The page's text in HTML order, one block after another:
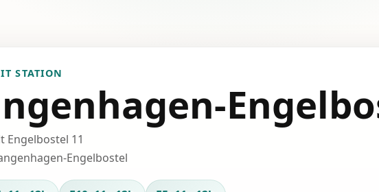
STATION
Engelbostel 11
Engelbostel